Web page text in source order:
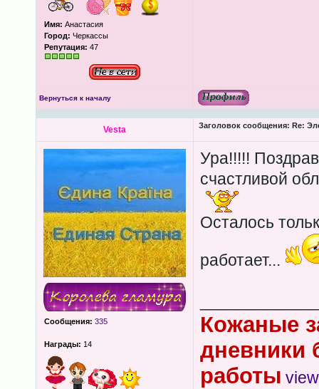
Имя: Анастасия
Город: Черкассы
Репутация: 47
Вернуться к началу
Vesta Заголовок сообщения: Re:
Сообщения: 335
Награды: 14
Ура!!!!!
счастливой
Осталось
работает...
Кожаные
дневники
работы